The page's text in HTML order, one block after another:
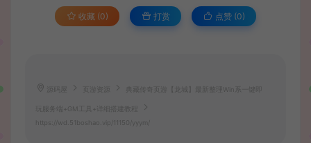
收藏 (0) 打赏 点赞 (0)
页游资源 典藏传奇页游【龙城】最新整理Win系一键即
玩服务端+GM工具+详细搭建教程
https://wd.51boshao.vip/11150/yyym/